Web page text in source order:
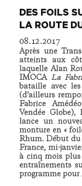
DES FOILS
LA ROUTE
08.12.2017
Après une
atteints aux
laquelle Alan
IMOCALa
bataille avec
(d’ailleurs
Fabrice
Vendée
lance un
monture en «
Rhum. Début
France, mi-
à cinq mois
entraînements
programme pour